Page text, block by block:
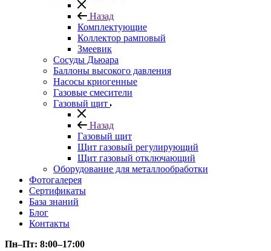
Назад
Комплектующие
Коллектор рамповый
Змеевик
Сосуды Дьюара
Баллоны высокого давления
Насосы криогенные
Газовые смесители
Газовый щит
Назад
Газовый щит
Щит газовый регулирующий
Щит газовый отключающий
Оборудование для металлообработки
Фотогалерея
Сертификаты
База знаний
Блог
Контакты
Пн–Пт: 8:00–17:00